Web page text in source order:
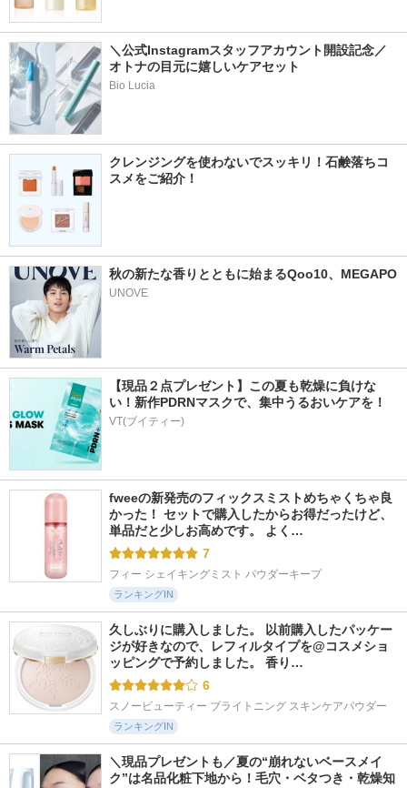
＼公式Instagramスタッフアカウント開設記念／
オトナの目元に嬉しいケアセット
Bio Lucia
クレンジングを使わないでスッキリ！石鹸落ちコ
スメをご紹介！
秋の新たな香りとともに始まるQoo10、MEGAPO
UNOVE
【現品２点プレゼント】この夏も乾燥に負けな
い！新作PDRNマスクで、集中うるおいケアを！
VT(ブイティー)
fweeの新発売のフィックスミストめちゃくちゃ良
かった！ セットで購入したからお得だったけど、
単品だと少しお高めです。 よく…
7
フィー シェイキングミスト パウダーキープ
ランキングIN
久しぶりに購入しました。 以前購入したパッケー
ジが好きなので、レフィルタイプを@コスメショ
ッピングで予約しました。 香り…
6
スノービューティー ブライトニング スキンケアパウダー
ランキングIN
＼現品プレゼントも／夏の“崩れないベースメイ
ク”は名品化粧下地から！毛穴・ベタつき・乾燥知